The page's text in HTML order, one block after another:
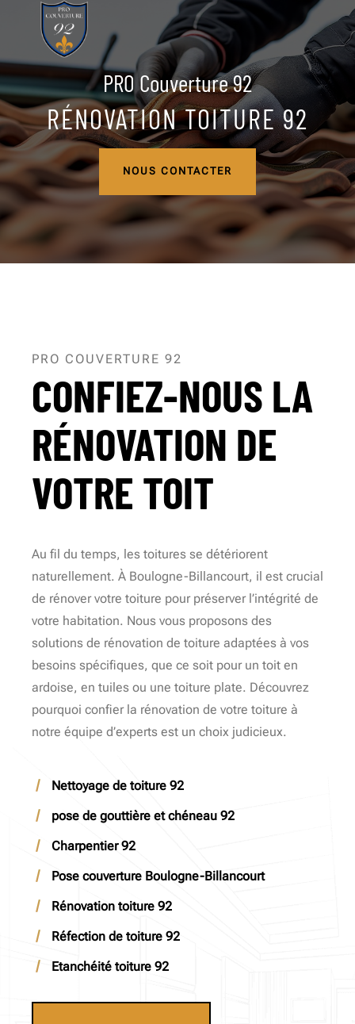
PRO Couverture 92
RÉNOVATION TOITURE 92
NOUS CONTACTER
PRO COUVERTURE 92
CONFIEZ-NOUS LA
RÉNOVATION DE
VOTRE TOIT
Au fil du temps, les toitures se détériorent
naturellement. À Boulogne-Billancourt, il est crucial
de rénover votre toiture pour préserver l’intégrité de
votre habitation. Nous vous proposons des
solutions de rénovation de toiture adaptées à vos
besoins spécifiques, que ce soit pour un toit en
ardoise, en tuiles ou une toiture plate. Découvrez
pourquoi confier la rénovation de votre toiture à
notre équipe d’experts est un choix judicieux.
Nettoyage de toiture 92
pose de gouttière et chéneau 92
Charpentier 92
Pose couverture Boulogne-Billancourt
Rénovation toiture 92
Réfection de toiture 92
Etanchéité toiture 92